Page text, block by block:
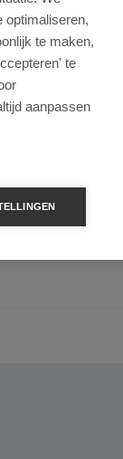
optimaliseren,
te maken,
te
aanpassen